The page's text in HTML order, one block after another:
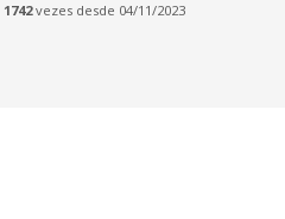
1742vezes desde 04/11/2023